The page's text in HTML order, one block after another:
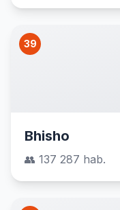
39
Bhisho
👥 137 287 hab.